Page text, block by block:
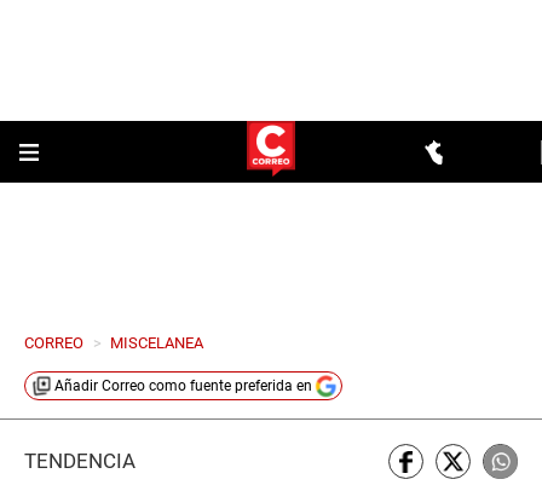
CORREO > MISCELANEA
Añadir Correo como fuente preferida en
TENDENCIA